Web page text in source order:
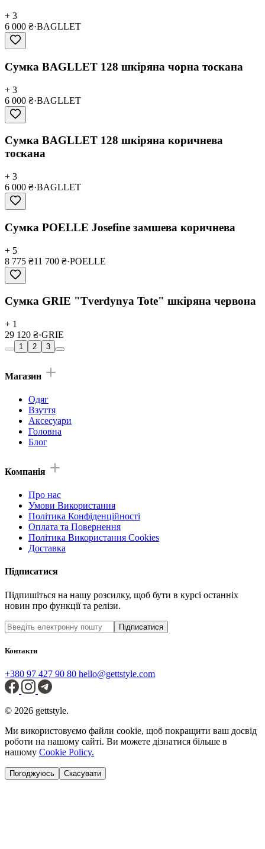
+ 3
6 000 ₴·BAGLLET
Сумка BAGLLET 128 шкіряна чорна тоскана
+ 3
6 000 ₴·BAGLLET
Сумка BAGLLET 128 шкіряна коричнева
тоскана
+ 3
6 000 ₴·BAGLLET
Сумка POELLE Josefine замшева коричнева
+ 5
8 775 ₴11 700 ₴·POELLE
Сумка GRIE "Tverdynya Tote" шкіряна червона
+ 1
29 120 ₴·GRIE
1 2 3
Магазин
Одяг
Взуття
Аксесуари
Головна
Блог
Компанія
Про нас
Умови Використання
Політика Конфіденційності
Оплата та Повернення
Політика Використання Cookies
Доставка
Підписатися
Підпишіться на нашу розсилку, щоб бути в курсі останніх
новин про функції та релізи.
Підписатися
Контакти
+380 97 427 90 80 hello@gettstyle.com
© 2026 gettstyle.
Ми використовуємо файли cookie, щоб покращити ваш досвід
роботи на нашому сайті. Ви можете дізнатися більше в
нашому Cookie Policy.
Погоджуюсь Скасувати